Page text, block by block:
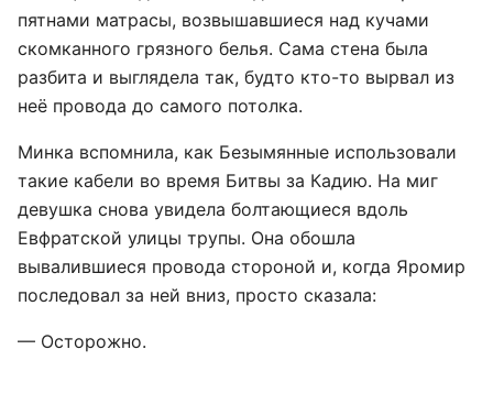
пятнами матрасы, возвышавшиеся над кучами
скомканного грязного белья. Сама стена была
разбита и выглядела так, будто кто-то вырвал из
неё провода до самого потолка.
Минка вспомнила, как Безымянные использовали
такие кабели во время Битвы за Кадию. На миг
девушка снова увидела болтающиеся вдоль
Евфратской улицы трупы. Она обошла
вывалившиеся провода стороной и, когда Яромир
последовал за ней вниз, просто сказала:
— Осторожно.